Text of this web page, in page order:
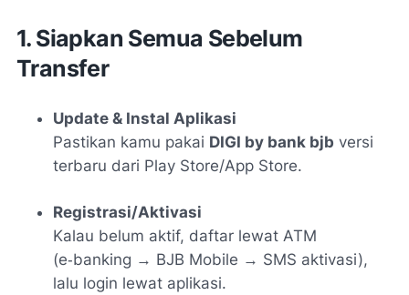
1. Siapkan Semua Sebelum
Transfer
Update & Instal Aplikasi
Pastikan kamu pakai DIGI by bank bjb versi
terbaru dari Play Store/App Store.
Registrasi/Aktivasi
Kalau belum aktif, daftar lewat ATM
(e‑banking → BJB Mobile → SMS aktivasi),
lalu login lewat aplikasi.